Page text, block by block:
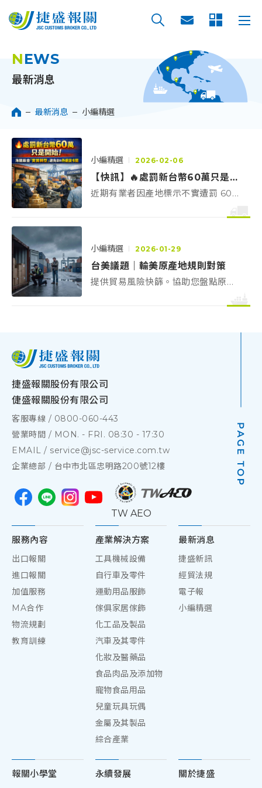
NEWS
最新消息
最新消息 小編精選
【快訊】🔥處罰新台幣60萬只是開始！海關嚴查「實質轉型」輸美 MIT產地合規提醒
小編精選 2026-02-06
近期有業者因產地標示不實遭罰 60
雷，確保出貨順暢。
台美議題｜輸美原產地規則對策
小編精選 2026-01-29
提供貿易風險快篩。協助您盤點原產
捷盛報關股份有限公司
倢盛報關股份有限公司
客服專線 / 0800-060-443
營業時間 / MON. - FRI. 08:30 - 17:30
EMAIL / service@jsc-service.com.tw
企業總部 / 台中市北區忠明路200號12樓
TW AEO
服務內容
出口報關
進口報關
加值服務
MA合作
物流規劃
教育訓練
產業解決方案
工具機械設備
自行車及零件
運動用品服飾
傢俱家居傢飾
化工品及製品
汽車及其零件
化妝及醫藥品
食品肉品及添加物
寵物食品用品
兒童玩具玩偶
金屬及其製品
綜合產業
最新消息
捷盛新訊
經貿法規
電子報
小編精選
報關小學堂 永續發展 關於捷盛